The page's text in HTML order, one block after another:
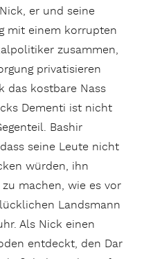
er und seine
mit einem korrupten
zusammen,
privatisieren
das kostbare Nass
Dementi ist nicht
Bashir
seine Leute nicht
würden, ihn
zu machen, wie es vor
Landsmann
Als Nick einen
entdeckt, den Dar